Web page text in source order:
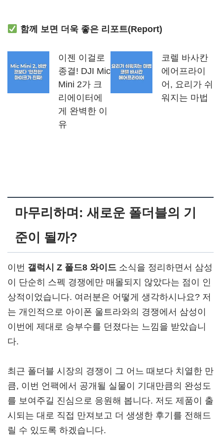
함께 보면 더욱 좋은 리포트(Report)
이젠 이걸로
종결! DJI Mic
Mini 2가 크
리에이터에
게 완벽한 이
유
코렐 바사칸
에어프라이
어, 요리가 쉬
워지는 마법
마무리하며: 새로운 폴더블의 기
준이 될까?
이번 갤럭시 Z 폴드8 와이드 소식을 정리하면서 삼성
이 단순히 스펙 경쟁에만 매몰되지 않았다는 점이 인
상적이었습니다. 여러분은 어떻게 생각하시나요? 저
는 개인적으로 아이폰 울트라와의 경쟁에서 삼성이
이번에 제대로 승부수를 던졌다는 느낌을 받았습니
다.
최근 폴더블 시장의 경쟁이 그 어느 때보다 치열한 만
큼, 이번 언팩에서 공개될 실물이 기대만큼의 완성도
를 보여주길 진심으로 응원해 봅니다. 저도 제품이 출
시되는 대로 직접 만져보고 더 생생한 후기를 전해드
릴 수 있도록 하겠습니다.